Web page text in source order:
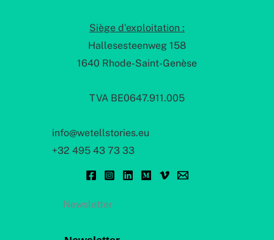
Siège d'exploitation :
Hallesesteenweg 158
1640 Rhode-Saint-Genèse
TVA BE0647.911.005
info@wetellstories.eu
+32 495 43 73 33
Newsletter